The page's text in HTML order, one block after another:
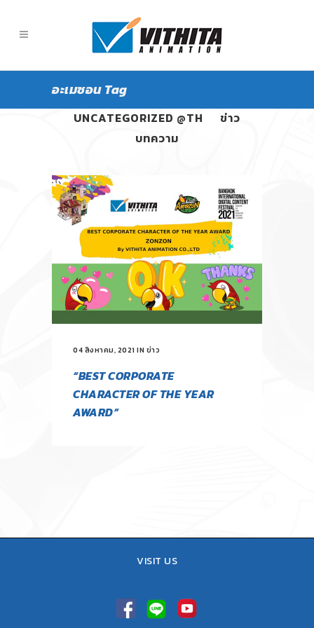
อะเมซอน Tag
ALL
UNCATEGORIZED @TH
ข่าว
บทความ
04 สิงหาคม, 2021 IN ข่าว
“BEST CORPORATE
CHARACTER OF THE YEAR
AWARD”
VISIT US